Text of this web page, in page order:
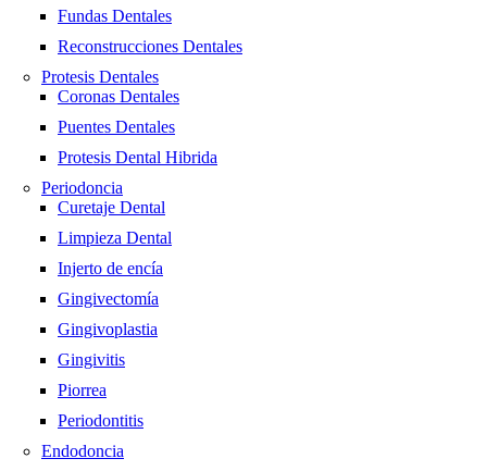
Fundas Dentales
Reconstrucciones Dentales
Protesis Dentales
Coronas Dentales
Puentes Dentales
Protesis Dental Hibrida
Periodoncia
Curetaje Dental
Limpieza Dental
Injerto de encía
Gingivectomía
Gingivoplastia
Gingivitis
Piorrea
Periodontitis
Endodoncia